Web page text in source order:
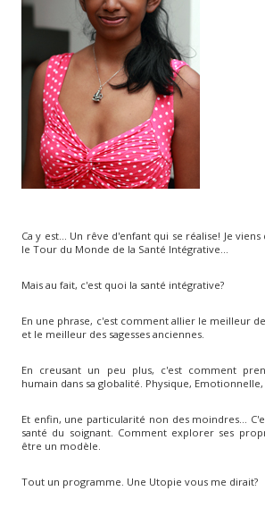
Ca y est... Un rêve d'enfant qui se réalise! Je
le Tour du Monde de la Santé Intégrative...
Mais au fait, c'est quoi la santé intégrative?
En une phrase, c'est comment allier le meilleur
et le meilleur des sagesses anciennes.
En creusant un peu plus, c'est comment
humain dans sa globalité. Physique,
Et enfin, une particularité non des moindres...
santé du soignant. Comment explorer ses
être un modèle.
Tout un programme. Une Utopie vous me dirait?